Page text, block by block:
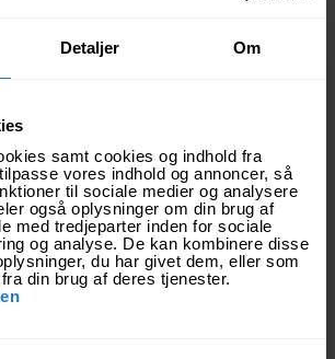
Detaljer Om
samt cookies og indhold fra
vores indhold og annoncer, så
til sociale medier og analysere
også oplysninger om din brug af
med tredjeparter inden for sociale
og analyse. De kan kombinere disse
du har givet dem, eller som
din brug af deres tjenester.
aktivt for at gøre en forskel.